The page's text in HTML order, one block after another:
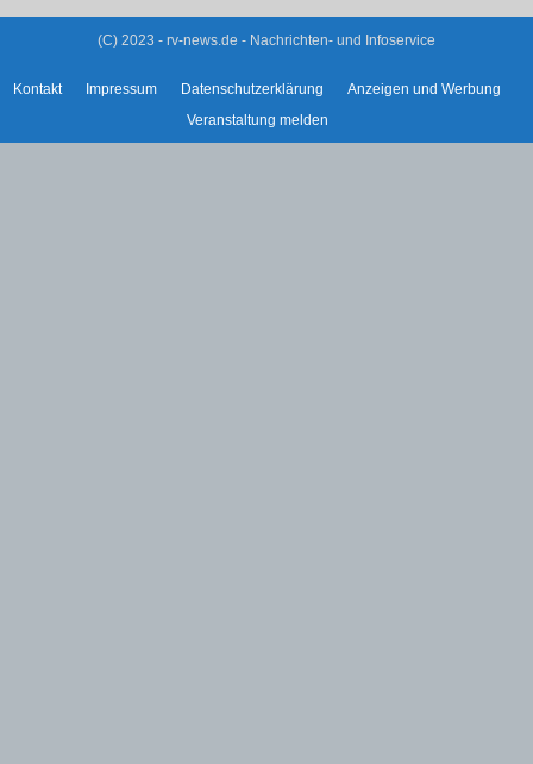
(C) 2023 - rv-news.de - Nachrichten- und Infoservice
Kontakt Impressum Datenschutzerklärung
Anzeigen und Werbung
Veranstaltung melden